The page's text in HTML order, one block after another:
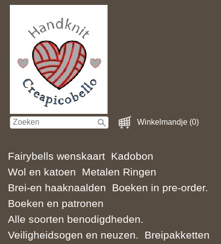
Winkelmandje (0)
Fairybells wenskaart Kadobon
Wol en katoen
Metalen Ringen
Brei-en haaknaalden
Boeken in pre-order.
Boeken en patronen
Alle soorten benodigdheden.
Veiligheidsogen en neuzen.
Breipakketten